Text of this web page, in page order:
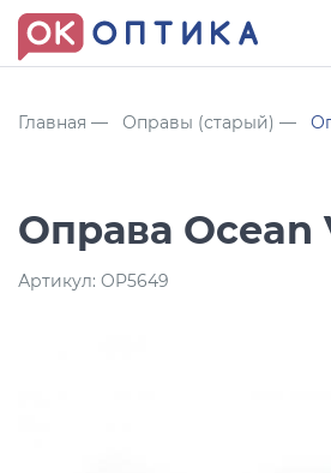
Главная Оправы (старый)
Оправа Ocean
Артикул: OP5649